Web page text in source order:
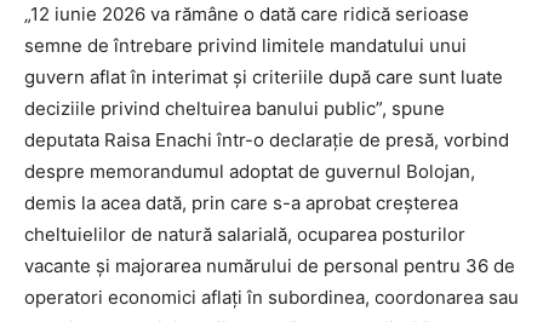
„12 iunie 2026 va rămâne o dată care ridică serioase
semne de întrebare privind limitele mandatului unui
guvern aflat în interimat şi criteriile după care sunt luate
deciziile privind cheltuirea banului public”, spune
deputata Raisa Enachi într-o declarație de presă, vorbind
despre memorandumul adoptat de guvernul Bolojan,
demis la acea dată, prin care s-a aprobat creşterea
cheltuielilor de natură salarială, ocuparea posturilor
vacante şi majorarea numărului de personal pentru 36 de
operatori economici aflaţi în subordinea, coordonarea sau